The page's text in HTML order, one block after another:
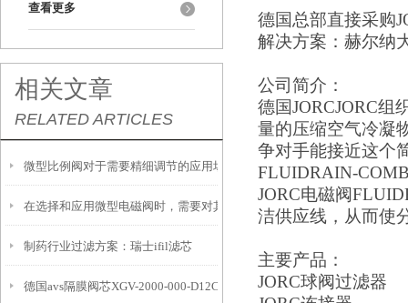
查看更多
相关文章
RELATED ARTICLES
微型比例阀对于需要精细调节的应用场景非常重要
在选择和应用微型电磁阀时，需要对其性能进行评估
制药行业过滤方案：瑞士ifil滤芯
德国avs隔膜阀芯XGV-2000-000-D12CL-04-10
德国总部直接采购
解决方案：赫尔纳
公司简介：
德国JORCJORC组
量的压缩空气冷凝
争对手能接近这个
FLUIDRAIN-
JORC电磁阀
洁供应线，从而使
主要产品：
JORC球阀过滤器